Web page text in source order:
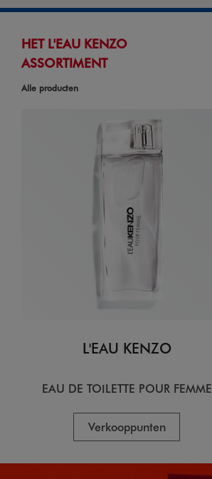
HET L'EAU KENZO
ASSORTIMENT
Alle producten
L'EAU KENZO
EAU DE TOILETTE POUR FEMME
Verkooppunten